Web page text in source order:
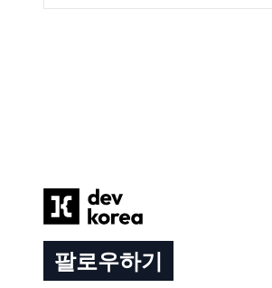
향상시키는지 알아보세요.
팔로우하기